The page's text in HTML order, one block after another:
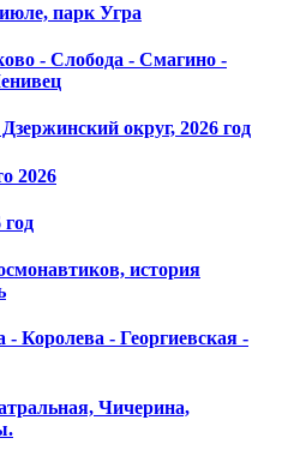
парк Угра
- Слобода - Смагино -
округ, 2026 год
2026
год
история
Королева - Георгиевская -
Чичерина,